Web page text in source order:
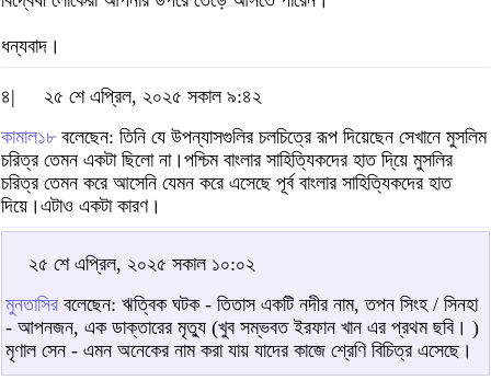
ধন্যবাদ।
৪|
২৫ শে এপ্রিল, ২০২৫ সকাল ৯:৪২
কামাল১৮বলেছেন: তিনি যে উপন্যাসগুলির চলচিত্রে রূপ দিয়েছেন সেখানে মুসলিম
চরিত্র তেমন একটা ছিলো না।পশ্চিম বাংলার সাহিত্যিকদের হাত দি্য়ে মুসলির
চরিত্র তেমন করে আসেনি যেমন করে এসেছে পূর্ব বাংলার সাহিত্যিকদের হাত
দিয়ে।এটাও একটা কারণ।
২৫ শে এপ্রিল, ২০২৫ সকাল ১০:০২
মুনতাসির বলেছেন: ঋত্বিক ঘটক - তিতাস একটি নদীর নাম, তপন সিংহ / সিনহা
- আপনজন, এক ডাক্তারের মৃত্যু (খুব সম্ভবত ইরফান খান এর প্রথম ছবি। )
মৃণাল সেন - এমন অনেকের নাম করা যায় যাদের কাজে শ্রেণি বিচিত্র এসেছে।